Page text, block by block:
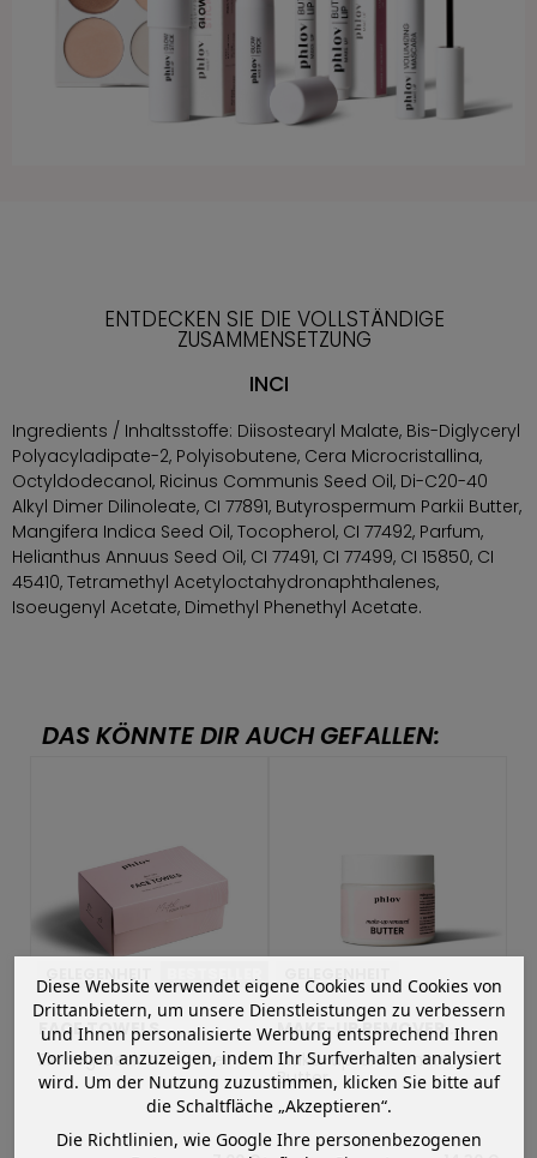
ENTDECKEN SIE DIE VOLLSTÄNDIGE
ZUSAMMENSETZUNG
INCI
Ingredients / Inhaltsstoffe: Diisostearyl Malate, Bis-Diglyceryl
Polyacyladipate-2, Polyisobutene, Cera Microcristallina,
Octyldodecanol, Ricinus Communis Seed Oil, Di-C20-40
Alkyl Dimer Dilinoleate, CI 77891, Butyrospermum Parkii Butter,
Mangifera Indica Seed Oil, Tocopherol, CI 77492, Parfum,
Helianthus Annuus Seed Oil, CI 77491, CI 77499, CI 15850, CI
45410, Tetramethyl Acetyloctahydronaphthalenes,
Isoeugenyl Acetate, Dimethyl Phenethyl Acetate.
DAS KÖNNTE DIR AUCH GEFALLEN:
FACE TOWELS
Einweg Gesichtstücher
MAKE-UP REMOVER
BUTTER
Make-up-Entferner-
Butter
Diese Website verwendet eigene Cookies und Cookies von
Drittanbietern, um unsere Dienstleistungen zu verbessern
und Ihnen personalisierte Werbung entsprechend Ihren
Vorlieben anzuzeigen, indem Ihr Surfverhalten analysiert
wird. Um der Nutzung zuzustimmen, klicken Sie bitte auf
die Schaltfläche „Akzeptieren“.
Die Richtlinien, wie Google Ihre personenbezogenen